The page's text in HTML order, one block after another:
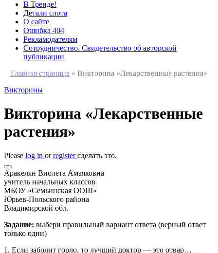
В Тренде!
Детали слота
О сайте
Ошибка 404
Рекламодателям
Сотрудничество. Свидетельство об авторской
публикации
Главная страница » Викторина «Лекарственные растения»
Викторины
Викторина «Лекарственные
растения»
Please log in orregisterсделать это.
Аракелян Виолета Амаяковна
учитель начальных классов
МБОУ «Семьинская ООШ»
Юрьев-Польского района
Владимирской обл.
Задание: выбери правильный вариант ответа (верный ответ
только одни)
1. Если заболит горло, то лучший доктор — это отвар…